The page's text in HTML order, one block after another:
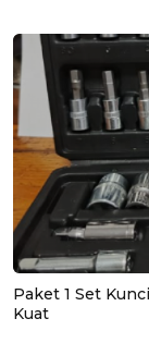
Paket 1 Set
Kuat